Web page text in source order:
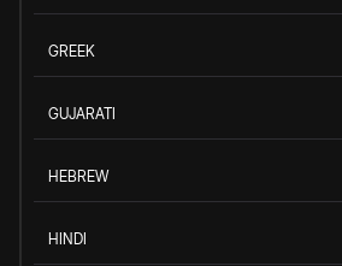
GREEK
GUJARATI
HEBREW
HINDI